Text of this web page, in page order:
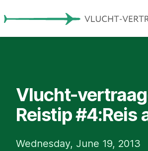
Vlucht-
Reistip #4:Reis
Wednesday, June 19, 2013